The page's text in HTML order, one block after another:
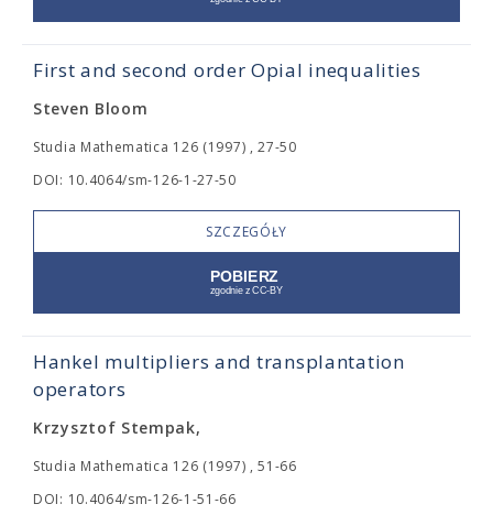
First and second order Opial inequalities
Steven Bloom
Studia Mathematica 126 (1997) , 27-50
DOI: 10.4064/sm-126-1-27-50
SZCZEGÓŁY
Hankel multipliers and transplantation
operators
Krzysztof Stempak,
Studia Mathematica 126 (1997) , 51-66
DOI: 10.4064/sm-126-1-51-66